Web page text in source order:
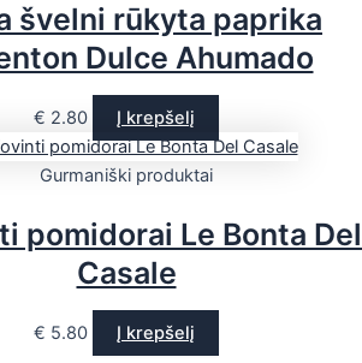
švelni rūkyta paprika
Dulce Ahumado
€ 2.80 Į krepšelį
Gurmaniški produktai
pomidorai Le Bonta Del
Casale
€ 5.80 Į krepšelį